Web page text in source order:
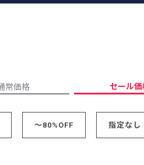
ング
デ
プライバシー
常価格 セール価
～80%OFF 指定なし